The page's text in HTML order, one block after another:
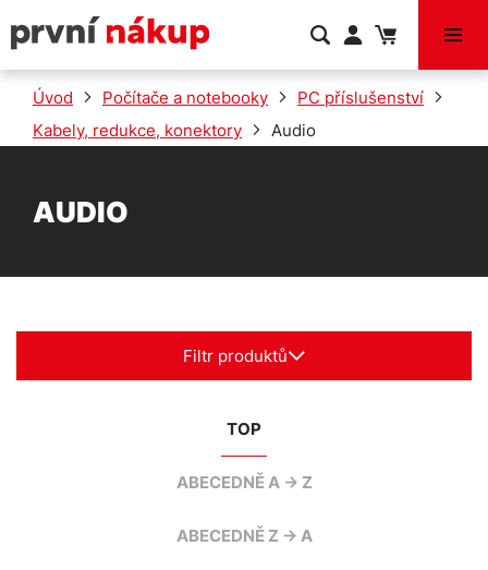
VÝPRODEJ
Úvod Počítače a notebooky
PC příslušenství
Kabely, redukce, konektory
Audio
AUDIO
Filtr produktů
TOP
ABECEDNĚ A -> Z
ABECEDNĚ Z -> A